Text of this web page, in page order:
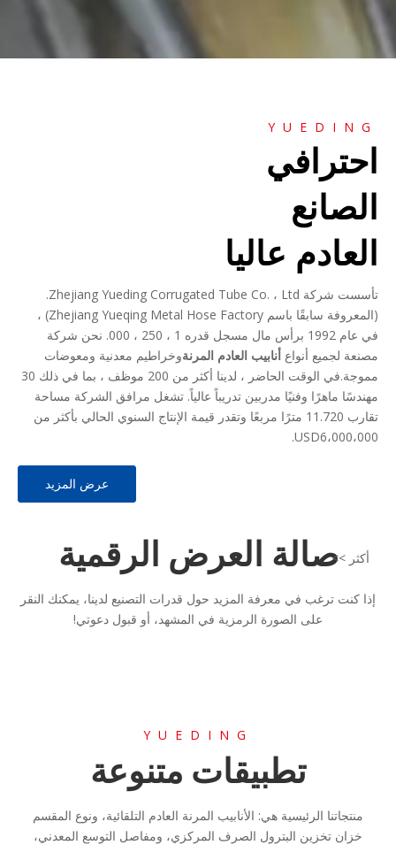
YUEDING
احترافي
الصانع
العادم عاليا
تأسست شركة Zhejiang Yueding Corrugated Tube Co. ، Ltd.
(المعروفة سابقًا باسم Zhejiang Yueqing Metal Hose Factory) ،
في عام 1992 برأس مال مسجل قدره 1 ، 250 ، 000. نحن شركة
مصنعة لجميع أنواع أنابيب العادم المرنةوخراطيم معدنية ومعوضات
مموجة.في الوقت الحاضر ، لدينا أكثر من 200 موظف ، بما في ذلك 30
مهندسًا ماهرًا وفنيًا مدربين تدريباً عالياً. تشغل مرافق الشركة مساحة
تقارب 11.720 مترًا مربعًا وتقدر قيمة الإنتاج السنوي الحالي بأكثر من
USD6،000،000.
عرض المزيد
صالة العرض الرقميةأكثر >>
إذا كنت ترغب في معرفة المزيد حول قدرات التصنيع لدينا، يمكنك النقر
على الصورة الرمزية في المشهد، أو قبول دعوتي!
YUEDING
تطبيقات متنوعة
منتجاتنا الرئيسية هي: الأنابيب المرنة العادم التلقائية، ونوع المقسم
خزان تخزين البترول الصرف المركزي، ومفاصل التوسع المعدني،